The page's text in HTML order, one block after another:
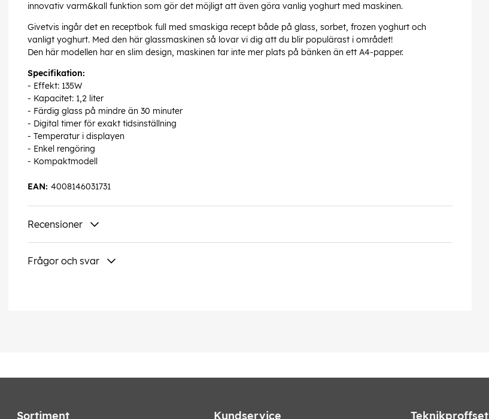
innovativ varm&kall funktion som gör det möjligt att även göra vanlig yoghurt med maskinen.
Givetvis ingår det en receptbok full med smaskiga recept både på glass, sorbet, frozen yoghurt och
vanligt yoghurt. Med den här glassmaskinen så lovar vi dig att du blir populärast i området!
Den här modellen har en slim design, maskinen tar inte mer plats på bänken än ett A4-papper.
Specifikation:
- Effekt: 135W
- Kapacitet: 1,2 liter
- Färdig glass på mindre än 30 minuter
- Digital timer för exakt tidsinställning
- Temperatur i displayen
- Enkel rengöring
- Kompaktmodell
4008146031731
EAN:
Recensioner
Frågor och svar
Sortiment Kundservice Teknikproffset